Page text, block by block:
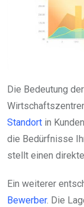
Die Bedeutung
Standort in
die Bedürfnisse
stellt einen
Ein weiterer
Bewerber. Die